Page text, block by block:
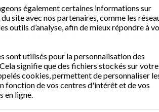
également certaines informations sur
site avec nos partenaires, comme les
outils d’analyse, afin de mieux répondre à
sont utilisés pour la personnalisation des
signifie que des fichiers stockés sur votre
cookies, permettent de personnaliser
fonction de vos centres d'intérêt et de vos
en ligne.
une femme de ménage
immédiatpour un
Demander un devis gratuit